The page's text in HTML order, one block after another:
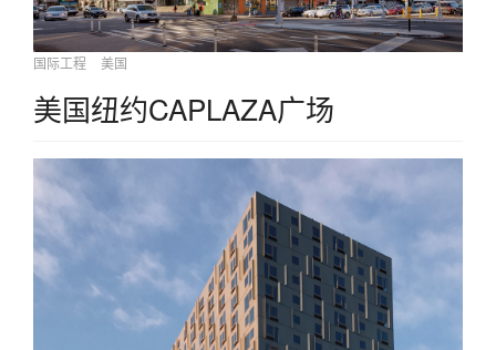
国际工程 美国
美国纽约CAPLAZA广场